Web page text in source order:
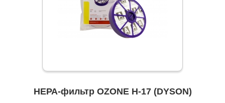
НЕРА-фильтр OZONE H-17 (DYSON)